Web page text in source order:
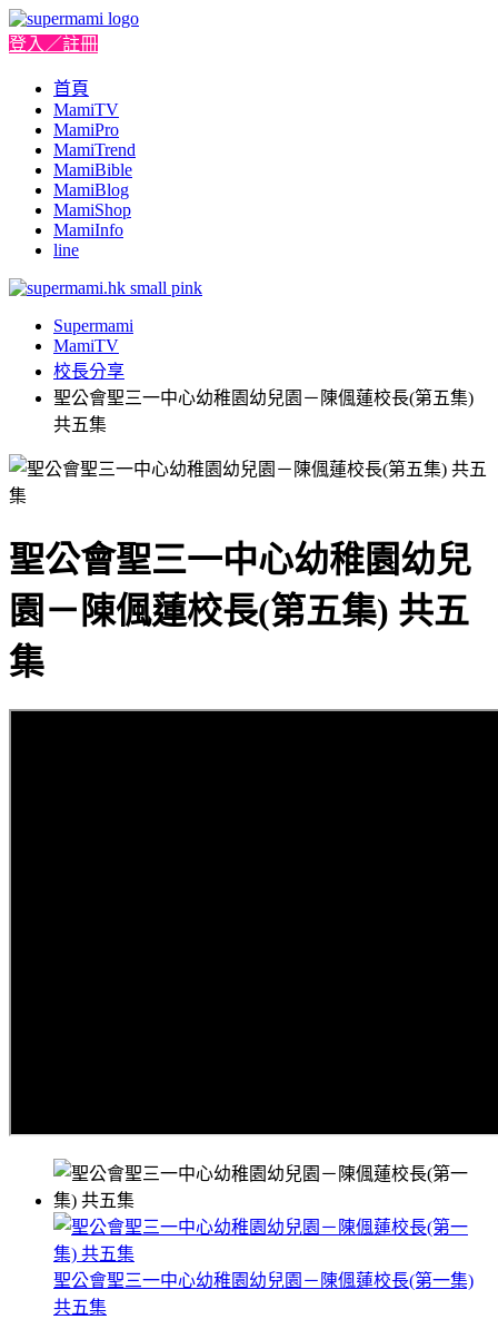
登入／註冊
首頁
MamiTV
MamiPro
MamiTrend
MamiBible
MamiBlog
MamiShop
MamiInfo
line
Supermami
MamiTV
校長分享
聖公會聖三一中心幼稚園幼兒園－陳偑蓮校長(第五集)
共五集
聖公會聖三一中心幼稚園幼兒
園－陳偑蓮校長(第五集) 共五
集
聖公會聖三一中心幼稚園幼兒園－陳偑蓮校長(第一集)
共五集